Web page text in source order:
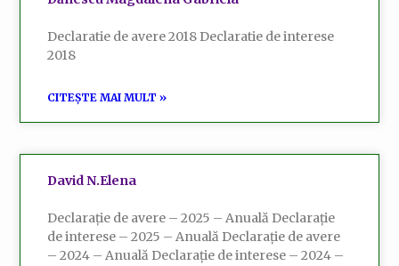
Declaratie de avere 2018 Declaratie de interese
2018
CITEȘTE MAI MULT »
David N.Elena
Declarație de avere – 2025 – Anuală Declarație
de interese – 2025 – Anuală Declarație de avere
– 2024 – Anuală Declarație de interese – 2024 –